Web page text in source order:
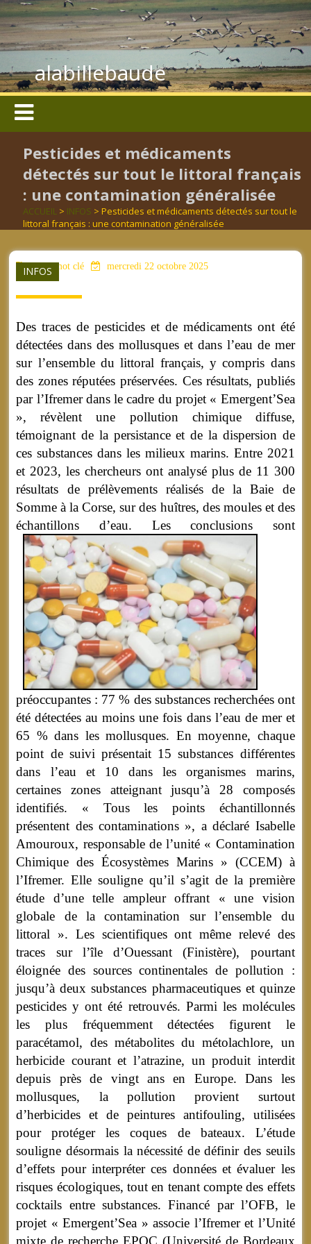
alabillebaude
Pesticides et médicaments
détectés sur tout le littoral français
: une contamination généralisée
ACCUEIL > INFOS > Pesticides et médicaments détectés sur tout le
littoral français : une contamination généralisée
INFOS
aucun mot clé mercredi 22 octobre 2025
Des traces de pesticides et de médicaments ont été
détectées dans des mollusques et dans l’eau de mer
sur l’ensemble du littoral français, y compris dans
des zones réputées préservées. Ces résultats, publiés
par l’Ifremer dans le cadre du projet « Emergent’Sea
», révèlent une pollution chimique diffuse,
témoignant de la persistance et de la dispersion de
ces substances dans les milieux marins. Entre 2021
et 2023, les chercheurs ont analysé plus de 11 300
résultats de prélèvements réalisés de la Baie de
Somme à la Corse, sur des huîtres, des moules et des
échantillons d’eau. Les conclusions sont
préoccupantes : 77 % des substances recherchées ont
été détectées au moins une fois dans l’eau de mer et
65 % dans les mollusques. En moyenne, chaque
point de suivi présentait 15 substances différentes
dans l’eau et 10 dans les organismes marins,
certaines zones atteignant jusqu’à 28 composés
identifiés. « Tous les points échantillonnés
présentent des contaminations », a déclaré Isabelle
Amouroux, responsable de l’unité « Contamination
Chimique des Écosystèmes Marins » (CCEM) à
l’Ifremer. Elle souligne qu’il s’agit de la première
étude d’une telle ampleur offrant « une vision
globale de la contamination sur l’ensemble du
littoral ». Les scientifiques ont même relevé des
traces sur l’île d’Ouessant (Finistère), pourtant
éloignée des sources continentales de pollution :
jusqu’à deux substances pharmaceutiques et quinze
pesticides y ont été retrouvés. Parmi les molécules
les plus fréquemment détectées figurent le
paracétamol, des métabolites du métolachlore, un
herbicide courant et l’atrazine, un produit interdit
depuis près de vingt ans en Europe. Dans les
mollusques, la pollution provient surtout
d’herbicides et de peintures antifouling, utilisées
pour protéger les coques de bateaux. L’étude
souligne désormais la nécessité de définir des seuils
d’effets pour interpréter ces données et évaluer les
risques écologiques, tout en tenant compte des effets
cocktails entre substances. Financé par l’OFB, le
projet « Emergent’Sea » associe l’Ifremer et l’Unité